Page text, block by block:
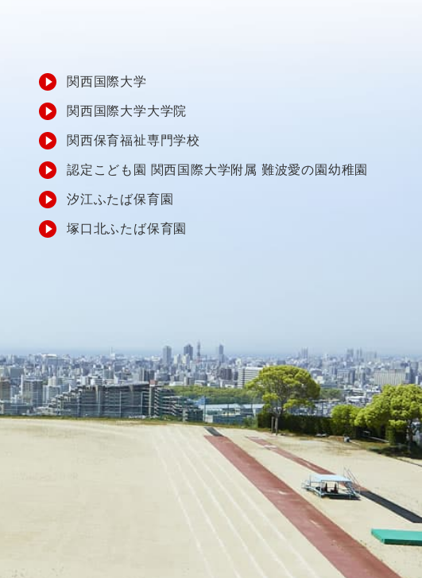
関西国際大学
関西国際大学大学院
関西保育福祉専門学校
認定こども園 関西国際大学附属 難波愛の園幼稚園
汐江ふたば保育園
塚口北ふたば保育園